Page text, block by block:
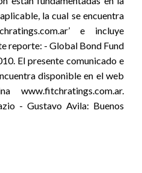
la cual se encuentra
e incluye
reporte: - Global Bond Fund
El presente comunicado e
disponible en el web
- Gustavo Avila: Buenos